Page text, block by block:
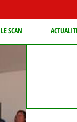
LE SCAN